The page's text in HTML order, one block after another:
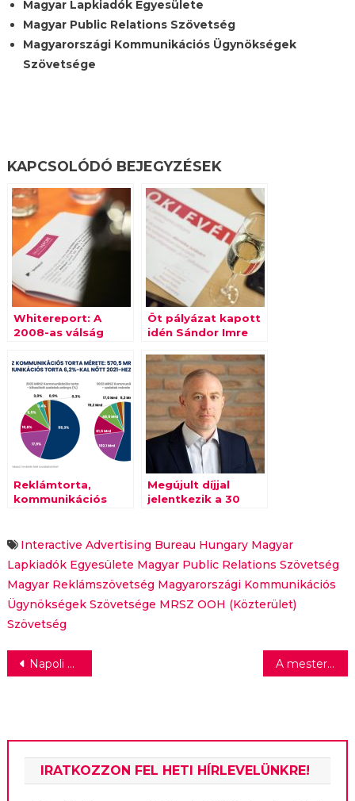
Magyar Lapkiadók Egyesülete
Magyar Public Relations Szövetség
Magyarországi Kommunikációs Ügynökségek
Szövetsége
KAPCSOLÓDÓ BEJEGYZÉSEK
Whitereport: A
2008-as válság
hazai médiapiac
Öt pályázat kapott
idén Sándor Imre
Reklámtorta,
kommunikációs
bevételek
Megújult díjjal
jelentkezik a 30
Szövetség
Interactive Advertising Bureau Hungary Magyar
Lapkiadók Egyesülete Magyar Public Relations Szövetség
Magyar Reklámszövetség Magyarországi Kommunikációs
Ügynökségek Szövetsége MRSZ OOH (Közterület)
Szövetség
Bejegyzés
Napoli vagy Inter? – végjáték az olasz bajnokságban A mesterséges intelligencia alkalmazása 15 százalékponttal növelheti a globális GDP-t 2035-ig
IRATKOZZON FEL HETI HÍRLEVELÜNKRE!